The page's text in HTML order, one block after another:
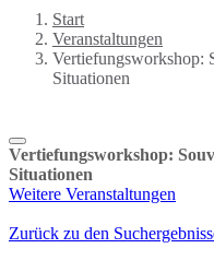
Start
Veranstaltungen
Vertiefungsworkshop:
Situationen
Vertiefungsworkshop:
Situationen
Weitere Veranstaltungen
Zurück zu den